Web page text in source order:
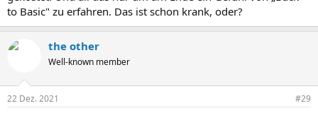
to Basic" zu erfahren. Das ist schon krank, oder?
the other
Well-known member
22 Dez. 2021 #29